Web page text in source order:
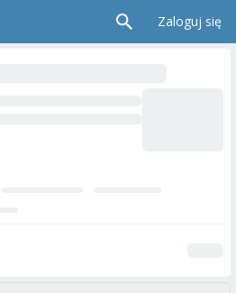
Zaloguj się